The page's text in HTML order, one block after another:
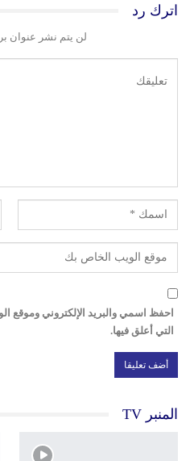
اترك رد
لن يتم نشر عنوان
احفظ اسمي والبريد الإلكتروني وموقع
التي أعلق فيها.
المنبر TV